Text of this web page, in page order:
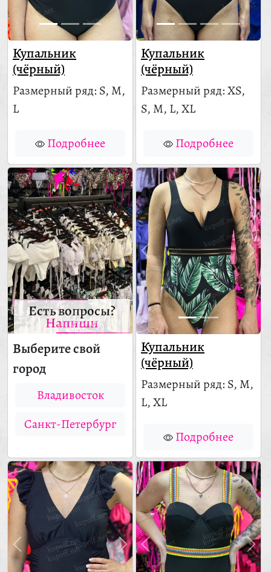
Есть вопросы?
Напиши
Выберите свой
город
Владивосток
Санкт-Петербург
Купальник
(чёрный)
Размерный ряд: S, M,
L
Подробнее
Купальник
(чёрный)
Размерный ряд: XS,
S, M, L, XL
Подробнее
Купальник
(чёрный)
Размерный ряд: S, M,
L, XL
Подробнее